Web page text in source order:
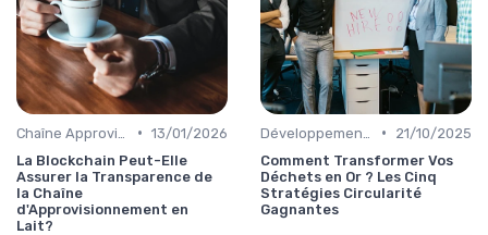
• 13/01/2026
La Blockchain Peut-Elle
Assurer la Transparence de
la Chaîne
d'Approvisionnement en
Lait?
•
21/10/2025
Comment Transformer Vos
Déchets en Or ? Les Cinq
Stratégies Circularité
Gagnantes